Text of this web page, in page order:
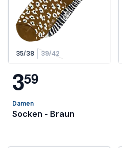
35/38 39/42
359
Damen
Socken - Braun